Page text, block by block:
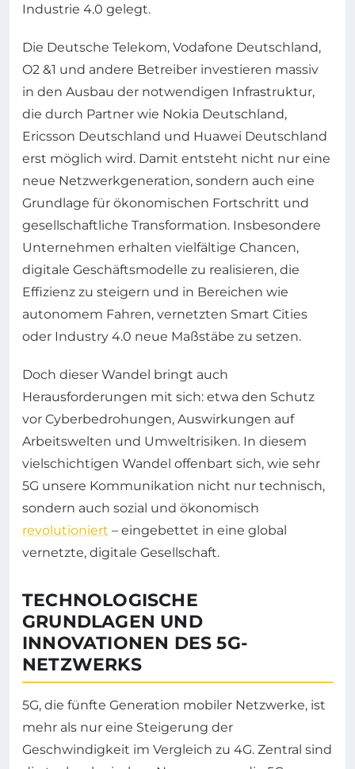
Industrie 4.0 gelegt.
Die Deutsche Telekom, Vodafone Deutschland,
O2 &1 und andere Betreiber investieren massiv
in den Ausbau der notwendigen Infrastruktur,
die durch Partner wie Nokia Deutschland,
Ericsson Deutschland und Huawei Deutschland
erst möglich wird. Damit entsteht nicht nur eine
neue Netzwerkgeneration, sondern auch eine
Grundlage für ökonomischen Fortschritt und
gesellschaftliche Transformation. Insbesondere
Unternehmen erhalten vielfältige Chancen,
digitale Geschäftsmodelle zu realisieren, die
Effizienz zu steigern und in Bereichen wie
autonomem Fahren, vernetzten Smart Cities
oder Industry 4.0 neue Maßstäbe zu setzen.
Doch dieser Wandel bringt auch
Herausforderungen mit sich: etwa den Schutz
vor Cyberbedrohungen, Auswirkungen auf
Arbeitswelten und Umweltrisiken. In diesem
vielschichtigen Wandel offenbart sich, wie sehr
5G unsere Kommunikation nicht nur technisch,
sondern auch sozial und ökonomisch
revolutioniert – eingebettet in eine global
vernetzte, digitale Gesellschaft.
TECHNOLOGISCHE
GRUNDLAGEN UND
INNOVATIONEN DES 5G-
NETZWERKS
5G, die fünfte Generation mobiler Netzwerke, ist
mehr als nur eine Steigerung der
Geschwindigkeit im Vergleich zu 4G. Zentral sind